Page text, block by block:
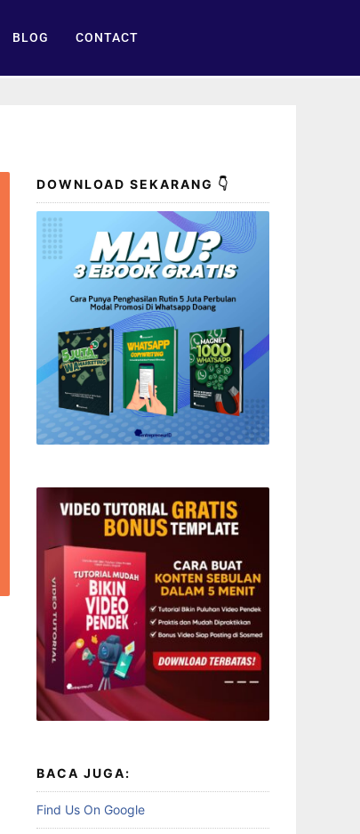
BLOG CONTACT
DOWNLOAD SEKARANG 👇
BACA JUGA:
Find Us On Google